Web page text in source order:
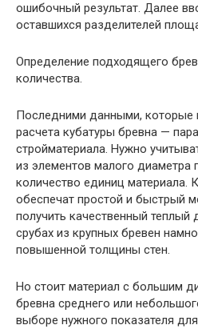
ошибочный результат. Далее
оставшихся разделителей
Определение подходящего
количества.
Последними данными, которые
расчета кубатуры бревна —
стройматериала. Нужно
из элементов малого диаметра
количество единиц материала.
обеспечат простой и быстрый
получить качественный теплый
срубах из крупных бревен
повышенной толщины стен.
Но стоит материал с большим
бревна среднего или
выборе нужного показателя